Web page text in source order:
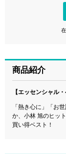
商品紹介
【エッセンシャル
「熱き心に」「お
か、小林 旭のヒッ
買い得ベスト！